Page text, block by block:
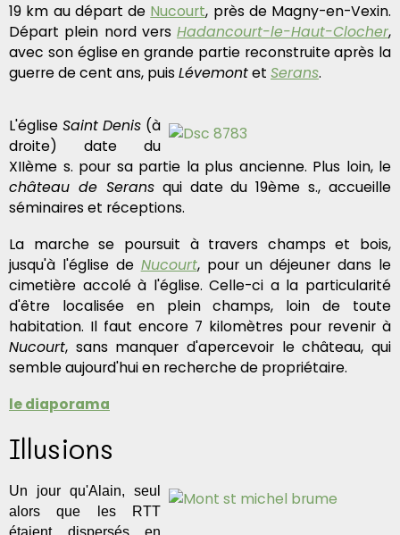
19 km au départ de Nucourt, près de Magny-en-Vexin.
Départ plein nord vers Hadancourt-le-Haut-Clocher,
avec son église en grande partie reconstruite après la
guerre de cent ans, puisLévemontet Serans.
L'église Saint Denis (à
droite) date du
XIIème s. pour sa partie la plus ancienne. Plus loin, le
château de Seransqui date du 19ème s., accueille
séminaires et réceptions.
La marche se poursuit à travers champs et bois,
jusqu'à l'église de Nucourt, pour un déjeuner dans le
cimetière accolé à l'église. Celle-ci a la particularité
d'être localisée en plein champs, loin de toute
habitation. Il faut encore 7 kilomètres pour revenir à
Nucourt, sans manquer d'apercevoir le château, qui
semble aujourd'hui en recherche de propriétaire.
le diaporama
Illusions
Un jour qu'Alain, seul
alors que les RTT